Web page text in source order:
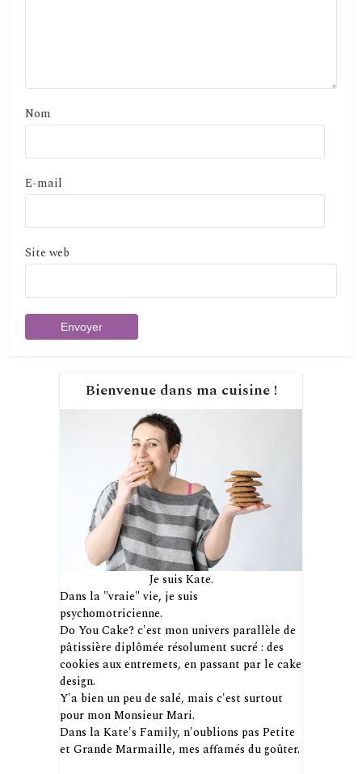
Nom
E-mail
Site web
Bienvenue dans ma cuisine !
Je suis Kate.
Dans la "vraie" vie, je suis
psychomotricienne.
Do You Cake? c'est mon univers parallèle de
pâtissière diplômée résolument sucré : des
cookies aux entremets, en passant par le cake
design.
Y'a bien un peu de salé, mais c'est surtout
pour mon Monsieur Mari.
Dans la Kate's Family, n'oublions pas Petite
et Grande Marmaille, mes affamés du goûter.